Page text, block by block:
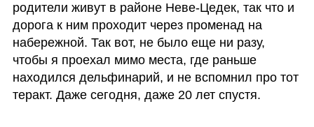
родители живут в районе Неве-Цедек, так что и
дорога к ним проходит через променад на
набережной. Так вот, не было еще ни разу,
чтобы я проехал мимо места, где раньше
находился дельфинарий, и не вспомнил про тот
теракт. Даже сегодня, даже 20 лет спустя.